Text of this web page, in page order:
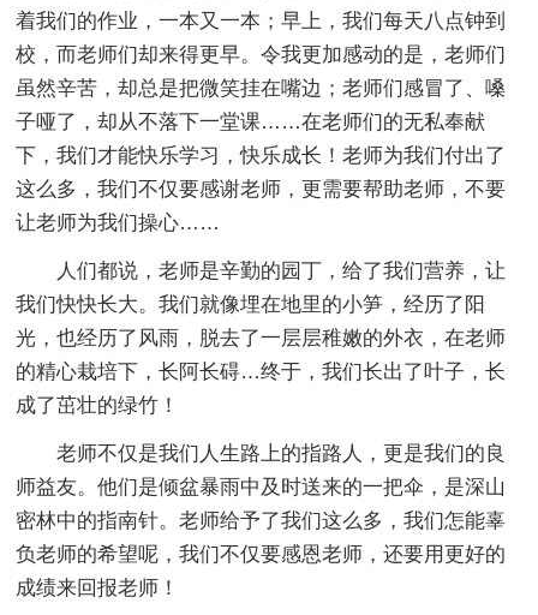
着我们的作业，一本又一本；早上，我们每天八点钟到
校，而老师们却来得更早。令我更加感动的是，老师们
虽然辛苦，却总是把微笑挂在嘴边；老师们感冒了、嗓
子哑了，却从不落下一堂课……在老师们的无私奉献
下，我们才能快乐学习，快乐成长！老师为我们付出了
这么多，我们不仅要感谢老师，更需要帮助老师，不要
让老师为我们操心……
人们都说，老师是辛勤的园丁，给了我们营养，让
我们快快长大。我们就像埋在地里的小笋，经历了阳
光，也经历了风雨，脱去了一层层稚嫩的外衣，在老师
的精心栽培下，长阿长碍…终于，我们长出了叶子，长
成了茁壮的绿竹！
老师不仅是我们人生路上的指路人，更是我们的良
师益友。他们是倾盆暴雨中及时送来的一把伞，是深山
密林中的指南针。老师给予了我们这么多，我们怎能辜
负老师的希望呢，我们不仅要感恩老师，还要用更好的
成绩来回报老师！